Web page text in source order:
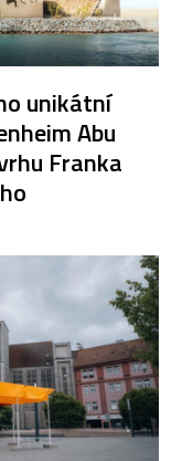
unikátní
Abu
Franka